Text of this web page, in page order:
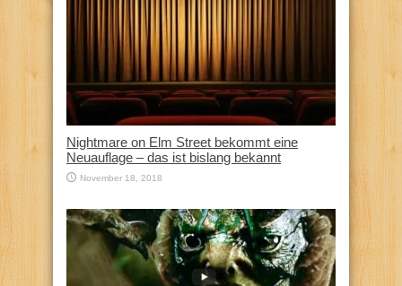
Nightmare on Elm Street bekommt eine
Neuauflage – das ist bislang bekannt
November 18, 2018